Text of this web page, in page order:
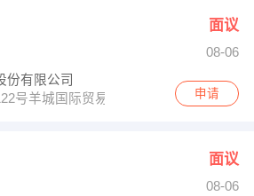
面议
08-06
份有限公司
号羊城国际贸易中心（西塔）5楼
申请
面议
08-06